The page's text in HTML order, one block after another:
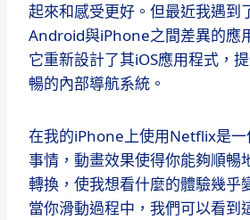
起來和感受更好。但最近我遇到
Android與iPhone之間差異的應
它重新設計了其iOS應用程式，
暢的內部導航系統。
在我的iPhone上使用Netflix是一
事情，動畫效果使得你能夠順暢
轉換，使我想看什麼的體驗幾乎
當你滑動過程中，我們可以看到